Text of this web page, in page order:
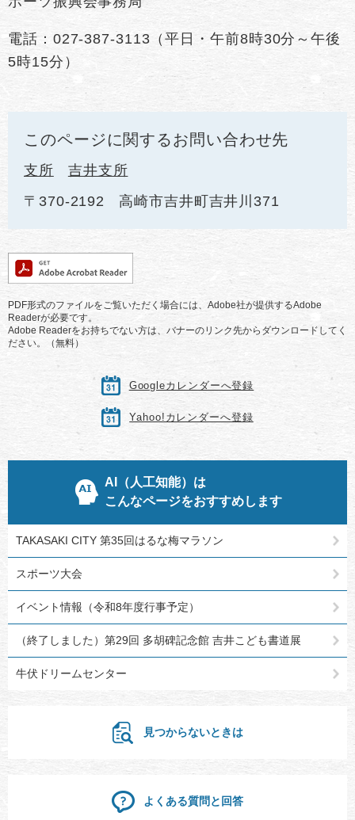
電話：027-387-3113（平日・午前8時30分～午後
5時15分）
このページに関するお問い合わせ先
支所
吉井支所
〒370-2192
高崎市吉井町吉井川371
PDF形式のファイルをご覧いただく場合には、Adobe社が提供するAdobe
Readerが必要です。
Adobe Readerをお持ちでない方は、バナーのリンク先からダウンロードしてく
ださい。（無料）
Googleカレンダーへ登録
Yahoo!カレンダーへ登録
AI（人工知能）は
こんなページをおすすめします
TAKASAKI CITY 第35回はるな梅マラソン
スポーツ大会
イベント情報（令和8年度行事予定）
（終了しました）第29回 多胡碑記念館 吉井こども書道展
牛伏ドリームセンター
見つからないときは
よくある質問と回答